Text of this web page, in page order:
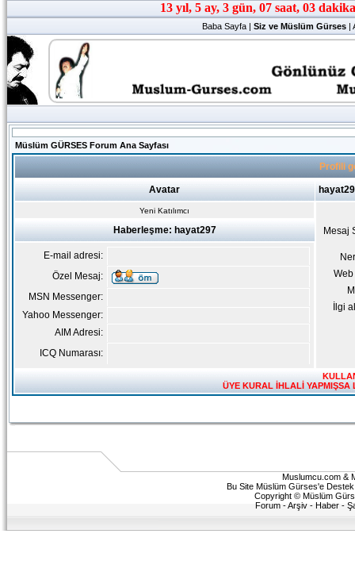
Baba Sayfa |Siz ve Müslüm Gürses |
Müslüm GÜRSES Forum Ana Sayfası
Profili
Avatar
Yeni Katılımcı
Mesaj
İlgi
Haberleşme: hayat297
E-mail adresi:
Özel Mesaj:
MSN Messenger:
Yahoo Messenger:
AIM Adresi:
ICQ Numarası:
ÜYE KURAL İHLALİ YAPMIŞSA
Muslumcu.com &
Bu Site Müslüm Gürses'e Destek
Copyright © Müslüm
Forum -Arşiv -Haber -